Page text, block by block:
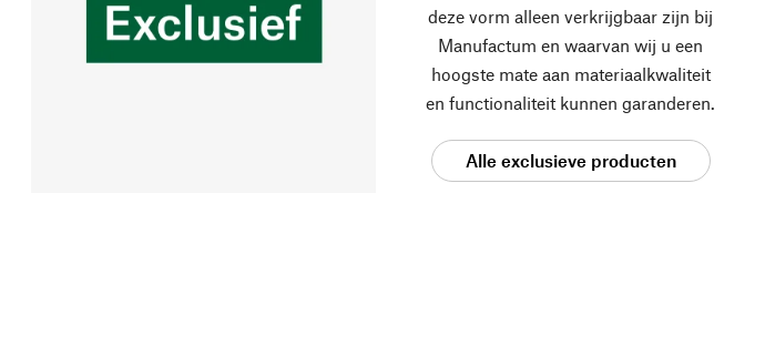
deze vorm alleen verkrijgbaar zijn bij
Manufactum en waarvan wij u een
hoogste mate aan materiaalkwaliteit
en functionaliteit kunnen garanderen.
Alle exclusieve producten